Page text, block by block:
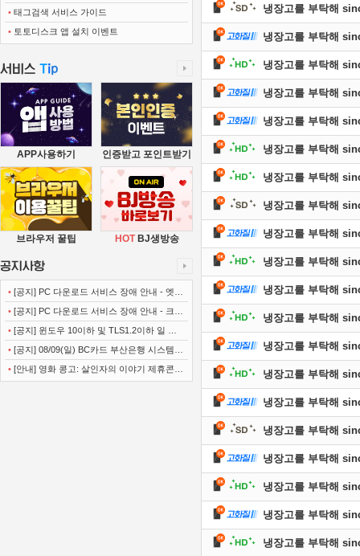
• 태그검색 서비스 가이드
• 토토디스크 앱 설치 이벤트
APP사용하기 인증받고 포인트받기
브라우저 꿀팁 HOTBJ생방송
• [공지] PC 다운로드 서비스 장애 안내 - 엣지
(Microsoft Edge)
• [공지] PC 다운로드 서비스 장애 안내 - 크롬
(Chrome)
• [공지] 윈도우 10이하 및 TLS1.2이하 일 경
우 사이트 이용불가 안내
• [공지] 08/09(일) BC카드 부산은행 시스템
정기점검 안내
• [안내] 영화 콩고: 살인자의 이야기 제휴콘텐
냉장고를 부탁해
냉장고를 부탁해
냉장고를 부탁해
냉장고를 부탁해
냉장고를 부탁해
냉장고를 부탁해
냉장고를 부탁해
냉장고를 부탁해
냉장고를 부탁해
냉장고를 부탁해
냉장고를 부탁해
냉장고를 부탁해
냉장고를 부탁해
냉장고를 부탁해
냉장고를 부탁해
냉장고를 부탁해
냉장고를 부탁해
냉장고를 부탁해
냉장고를 부탁해
냉장고를 부탁해